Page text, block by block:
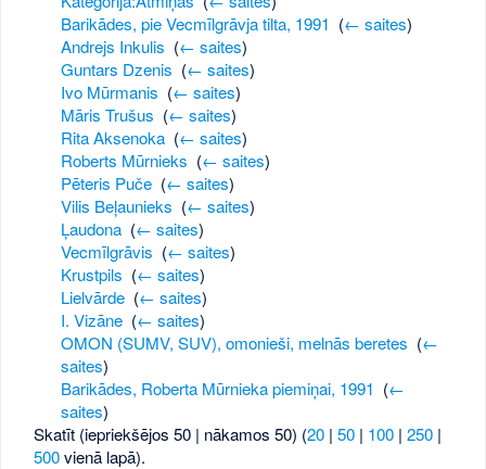
Barikādes, pie Vecmīlgrāvja tilta, 1991 (← saites)
Andrejs Inkulis (← saites)
Guntars Dzenis (← saites)
Ivo Mūrmanis (← saites)
Māris Trušus (← saites)
Rita Aksenoka‎ (← saites)
Roberts Mūrnieks (← saites)
Pēteris Puče‎ (← saites)
Vilis Beļaunieks (← saites)
Ļaudona‎ (← saites)
Vecmīlgrāvis (← saites)
Krustpils (← saites)
Lielvārde‎ (← saites)
I. Vizāne‎ (← saites)
OMON (SUMV, SUV), omonieši, melnās beretes (←
saites)
Barikādes, Roberta Mūrnieka piemiņai, 1991 (←
saites)
Skatīt (iepriekšējos 50 | nākamos 50) (20 |50 | 100 |250 |
500vienā lapā).